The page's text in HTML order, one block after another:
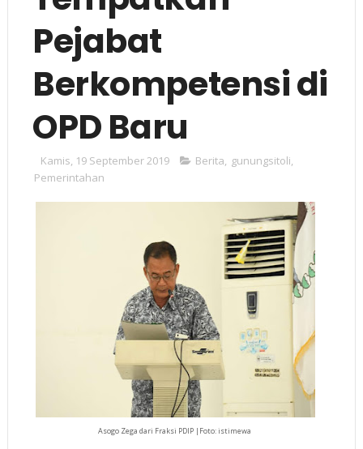
Pejabat
Berkompetensi di
OPD Baru
Kamis, 19 September 2019 Berita, gunungsitoli,
Pemerintahan
Asogo Zega dari Fraksi PDIP |Foto: istimewa